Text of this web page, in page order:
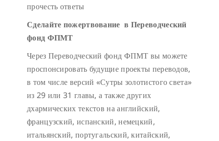
прочесть ответы
Сделайте пожертвование в Переводческий
фонд ФПМТ
Через Переводческий фонд ФПМТ вы можете
проспонсировать будущие проекты переводов,
в том числе версий «Сутры золотистого света»
из 29 или 31 главы, а также других
дхармических текстов на английский,
французский, испанский, немецкий,
итальянский, португальский, китайский,